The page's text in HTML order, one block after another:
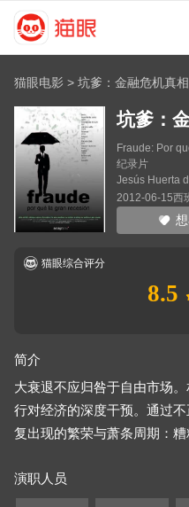
猫眼电影 >坑爹：金融危机真相
坑爹：
Fraude: Por
纪录片
Jesús Huerta
2012-06-15西
猫眼综合评分
8.5
简介
大衰退不应归咎于自由市场
行对经济的深度干预。通过
复出现的繁荣与萧条周期：
演职人员